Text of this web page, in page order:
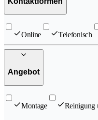
Online Telefonisch
Angebot
Montage Reinigung